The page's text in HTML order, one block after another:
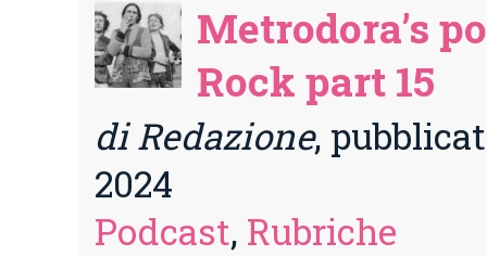
Metrodora’s
Rock part 15
di Redazione,
2024
Podcast, Rubriche